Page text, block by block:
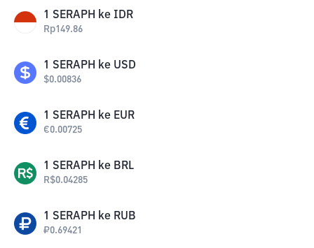
1 SERAPH ke IDR
Rp149.86
1 SERAPH ke USD
$0.00836
1 SERAPH ke EUR
€0.00725
1 SERAPH ke BRL
R$0.04285
1 SERAPH ke RUB
₽0.69421